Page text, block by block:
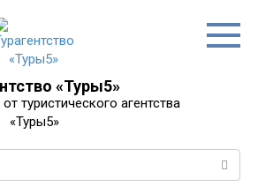
«Туры5»
туристического агентства
«Туры5»